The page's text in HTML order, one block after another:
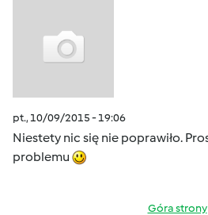
pt., 10/09/2015 - 19:06
Niestety nic się nie poprawiło.
problemu
Góra strony